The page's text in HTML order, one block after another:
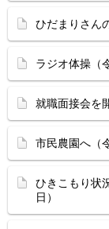
ひだまりさん
ラジオ体操（
就職面接会を
市民農園へ（
ひきこもり状
日）